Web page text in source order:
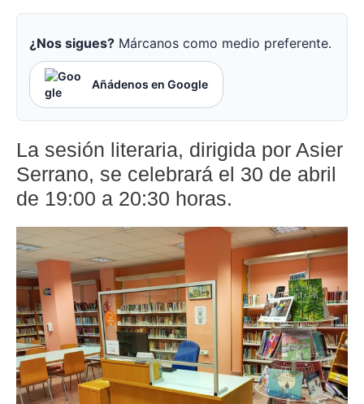
¿Nos sigues? Márcanos como medio preferente.
Añádenos en Google
La sesión literaria, dirigida por Asier
Serrano, se celebrará el 30 de abril
de 19:00 a 20:30 horas.